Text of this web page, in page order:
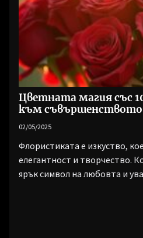
Цветната магия със
към съвършенството
02/05/2025
Флористиката е изкуство,
елегантност и творчество.
ярък символ на любовта и